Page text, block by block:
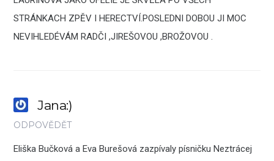
STRÁNKACH ZPĚV I HERECTVÍ.POSLEDNI DOBOU JI MOC
NEVIHLEDÉVÁM RADČI ,JIREŠOVOU ,BROŽOVOU .
Jana:)
ODPOVĚDĚT
Eliška Bučková a Eva Burešová zazpívaly písničku Neztrácej